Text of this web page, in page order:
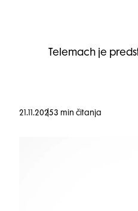
Telemach je
21.11.20253 min čitanja